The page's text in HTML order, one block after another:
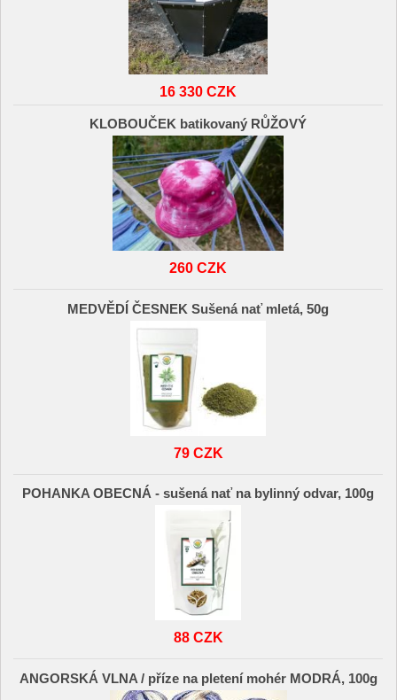
16 330 CZK
KLOBOUČEK batikovaný RŮŽOVÝ
260 CZK
MEDVĚDÍ ČESNEK Sušená nať mletá, 50g
79 CZK
POHANKA OBECNÁ - sušená nať na bylinný odvar, 100g
88 CZK
ANGORSKÁ VLNA / příze na pletení mohér MODRÁ, 100g